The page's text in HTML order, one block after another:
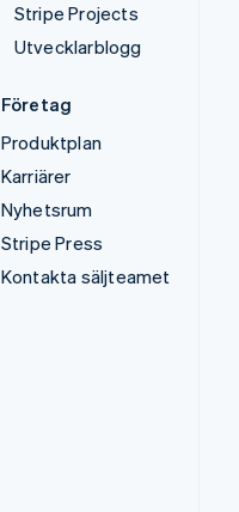
Stripe Projects
Utvecklarblogg
Företag
Produktplan
Karriärer
Nyhetsrum
Stripe Press
Kontakta säljteamet